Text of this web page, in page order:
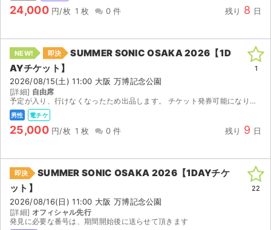
24,000 円/枚 1 枚 0 件 残り 8 日
NEW! 即決
SUMMER SONIC OSAKA 2026【1D
AYチケット】
2026/08/15(土) 11:00 大阪 万博記念公園
[詳細] 自由席
予定が入り、行けなくなったため出品します。 チケット発券可能になり次第分配させていただきます。
男性 電チケ
25,000 円/枚 1 枚 0 件 残り 9 日
1
即決
SUMMER SONIC OSAKA 2026【1DAYチケ
ット】
2026/08/16(日) 11:00 大阪 万博記念公園
[詳細] オフィシャル先行
発見に必要な番号は、期間開始後に送らせて頂きます
22